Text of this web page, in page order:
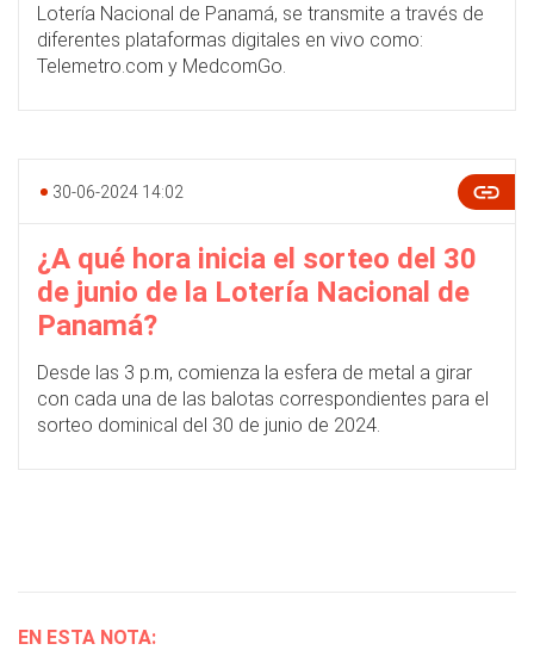
Lotería Nacional de Panamá, se transmite a través de
diferentes plataformas digitales en vivo como:
Telemetro.com y MedcomGo.
30-06-2024 14:02
¿A qué hora inicia el sorteo del 30
de junio de la Lotería Nacional de
Panamá?
Desde las 3 p.m, comienza la esfera de metal a girar
con cada una de las balotas correspondientes para el
sorteo dominical del 30 de junio de 2024.
EN ESTA NOTA: